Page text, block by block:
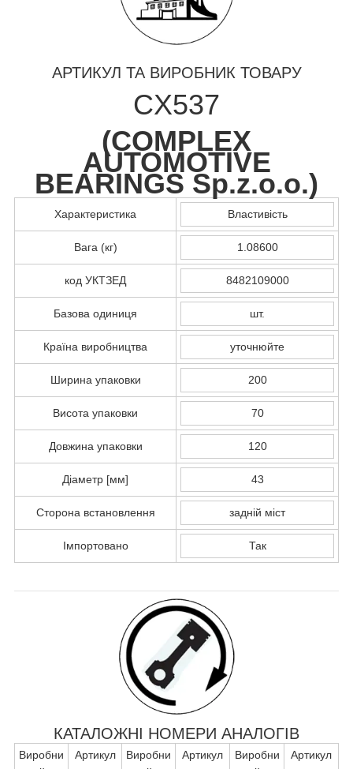
АРТИКУЛ ТА ВИРОБНИК ТОВАРУ
CX537
(COMPLEX
AUTOMOTIVE
BEARINGS Sp.z.o.o.)
Характеристика Властивість
Вага (кг) 1.08600
код УКТЗЕД 8482109000
Базова одиниця шт.
Країна виробництва уточнюйте
Ширина упаковки 200
Висота упаковки 70
Довжина упаковки 120
Діаметр [мм] 43
Сторона встановлення задній міст
Імпортовано Так
КАТАЛОЖНІ НОМЕРИ АНАЛОГІВ
Виробни
Артикул
Виробни
Артикул
Виробни
Артикул